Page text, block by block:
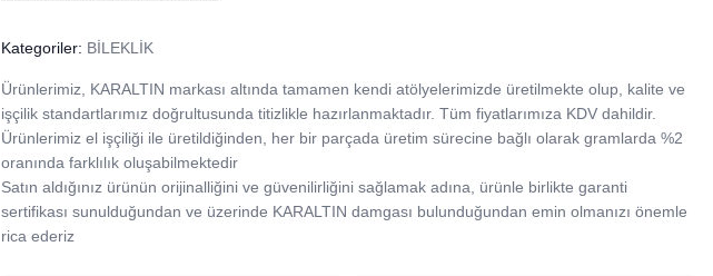
Kategoriler: BİLEKLİK
Ürünlerimiz, KARALTIN markası altında tamamen kendi atölyelerimizde üretilmekte olup, kalite ve
işçilik standartlarımız doğrultusunda titizlikle hazırlanmaktadır. Tüm fiyatlarımıza KDV dahildir.
Ürünlerimiz el işçiliği ile üretildiğinden, her bir parçada üretim sürecine bağlı olarak gramlarda %2
oranında farklılık oluşabilmektedir
Satın aldığınız ürünün orijinalliğini ve güvenilirliğini sağlamak adına, ürünle birlikte garanti
sertifikası sunulduğundan ve üzerinde KARALTIN damgası bulunduğundan emin olmanızı önemle
rica ederiz